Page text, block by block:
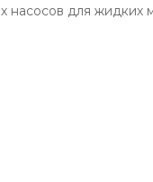
для жидких